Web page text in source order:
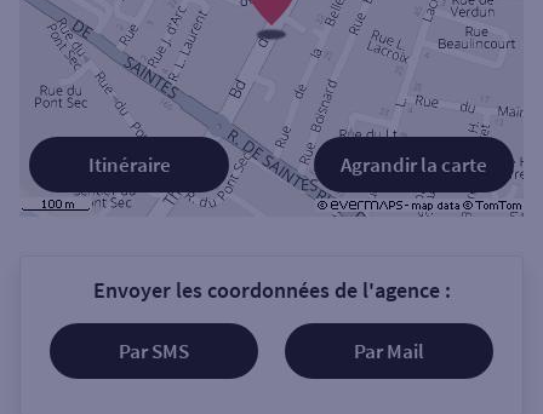
Agrandir la carte
Itinéraire
Envoyer les coordonnées de l'agence :
Par SMS Par Mail